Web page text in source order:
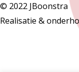
© 2022 JBoonstra
Realisatie &